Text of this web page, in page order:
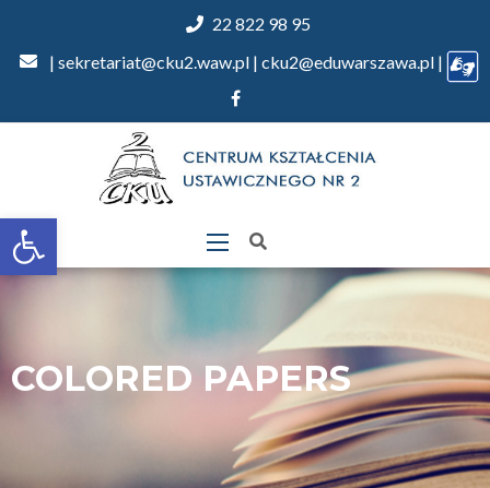
Otwórz
pasek
22 822 98 95
| sekretariat@cku2.waw.pl | cku2@eduwarszawa.pl |
COLORED PAPERS